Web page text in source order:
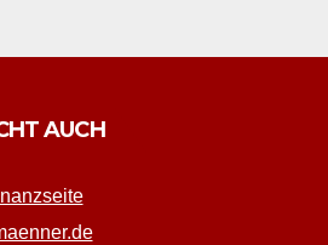
AUCH